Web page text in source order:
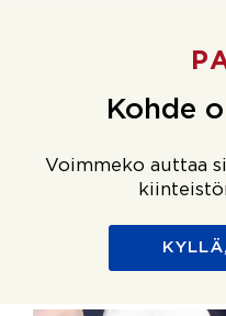
Kohde
Voimmeko auttaa